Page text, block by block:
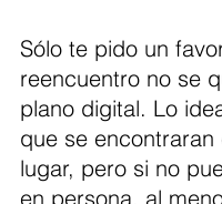
Sólo te pido un
reencuentro no se
plano digital. Lo
que se encontraran
lugar, pero si no
en persona, al